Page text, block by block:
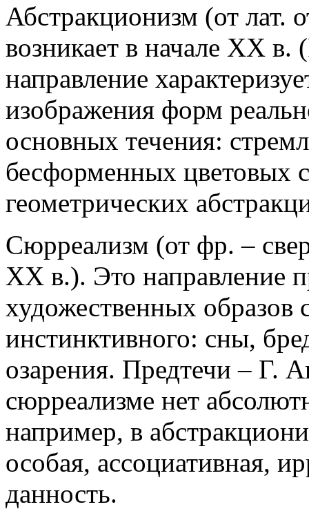
Абстракционизм (от лат.
возникает в начале XX
направление
изображения форм
основных течения:
бесформенных цветовых
геометрических
Сюрреализм (от фр. –
XX в.). Это направление
художественных образов
инстинктивного: сны,
озарения. Предтечи – Г.
сюрреализме нет
например, в
особая, ассоциативная,
данность.